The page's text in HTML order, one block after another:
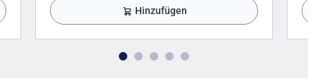
Hinzufügen